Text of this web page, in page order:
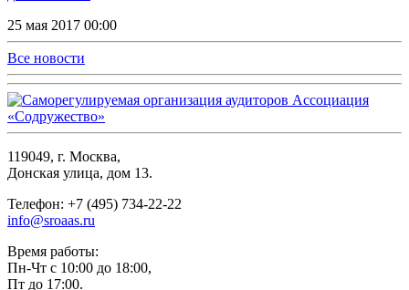
25 мая 2017 00:00
Все новости
119049, г. Москва,
Донская улица, дом 13.
Телефон: +7 (495) 734-22-22
info@sroaas.ru
Время работы:
Пн-Чт с 10:00 до 18:00,
Пт до 17:00.